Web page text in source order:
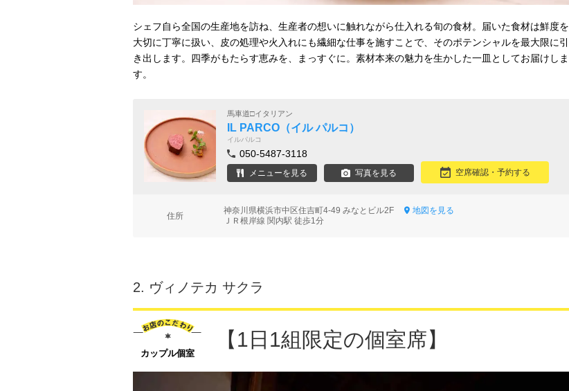
シェフ自ら全国の生産地を訪ね、生産者の想いに触れながら仕入れる旬の食材。届いた食材は鮮度を
大切に丁寧に扱い、皮の処理や火入れにも繊細な仕事を施すことで、そのポテンシャルを最大限に引
き出します。四季がもたらす恵みを、まっすぐに。素材本来の魅力を生かした一皿としてお届けしま
す。
馬車道□イタリアン
IL PARCO（イル パルコ）
イルパルコ
050-5487-3118
メニューを見る 写真を見る 空席確認・予約する
住所
神奈川県横浜市中区住吉町4-49 みなとビル2F
地図を見る
ＪＲ根岸線 関内駅 徒歩1分
2. ヴィノテカ サクラ
カップル個室
【1日1組限定の個室席】